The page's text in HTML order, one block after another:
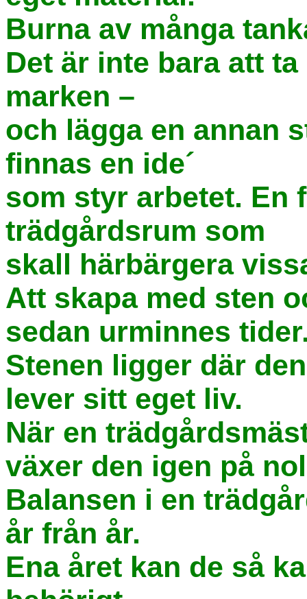
Burna av många
Det är inte bara att
marken –
och lägga en annan
finnas en ide´
som styr arbetet. En
trädgårdsrum som
skall härbärgera
Att skapa med sten
sedan urminnes
Stenen ligger där
lever sitt eget liv.
När en
växer den igen på
Balansen i en
år från år.
Ena året kan de så